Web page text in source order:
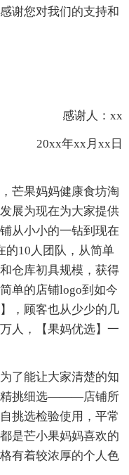
谢您对我们的支持和
感谢人：xx
20xx年xx月xx日
芒果妈妈健康食坊淘
展为现在为大家提供
从小小的一钻到现在
的10人团队，从简单
仓库初具规模，获得
单的店铺logo到如今
，顾客也从少少的几
人，【果妈优选】一
了能让大家清楚的知
精挑细选———店铺所
挑选检验使用，平常
是芒小果妈妈喜欢的
有着较浓厚的个人色